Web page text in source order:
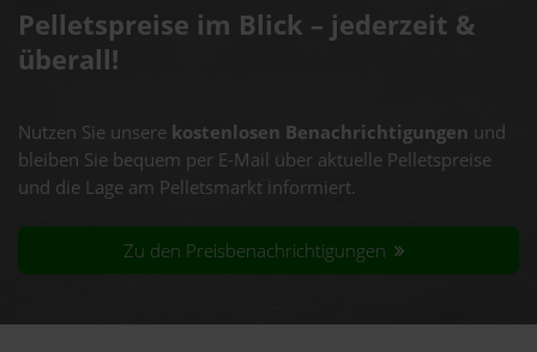
Pelletspreise im Blick – jederzeit &
überall!
Nutzen Sie unsere kostenlosen Benachrichtigungen und
bleiben Sie bequem per E-Mail über aktuelle Pelletspreise
und die Lage am Pelletsmarkt informiert.
Zu den Preisbenachrichtigungen